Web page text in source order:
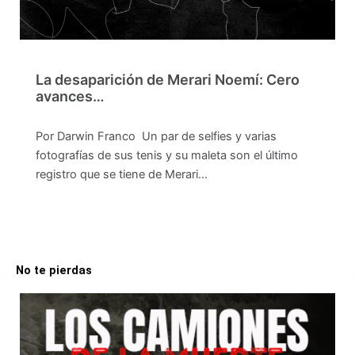
La desaparición de Merari Noemí: Cero
avances…
Por Darwin Franco Un par de selfies y varias
fotografías de sus tenis y su maleta son el último
registro que se tiene de Merari…
No te pierdas